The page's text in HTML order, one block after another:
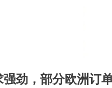
劲，部分欧洲订